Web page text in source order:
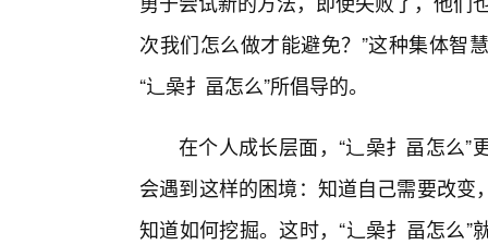
次我们怎么做才能避免？”这种集体智
“辶喿扌畐怎么”所倡导的。
在个人成长层面，“辶喿扌畐怎么
会遇到这样的困境：知道自己需要改
知道如何挖掘。这时，“辶喿扌畐怎么